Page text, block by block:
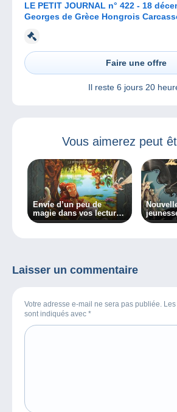
LE PETIT JOURNAL n° 422 - 18
Georges de Grèce Hongrois
Faire une offre
Il reste 6 jours 20
Vous aimerez peut
Envie d’un peu de
magie dans vos lectures
?
Laisser un commentaire
Votre adresse e-mail ne sera pas publiée.
sont indiqués avec *